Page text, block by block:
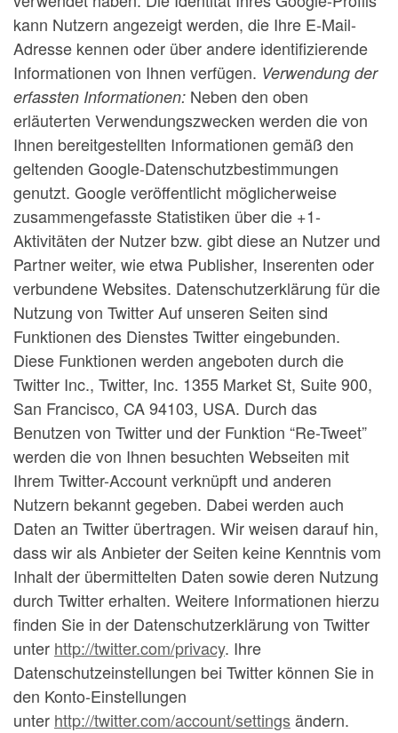
kann Nutzern angezeigt werden, die Ihre E-Mail-
Adresse kennen oder über andere identifizierende
Informationen von Ihnen verfügen. Verwendung der
erfassten Informationen: Neben den oben
erläuterten Verwendungszwecken werden die von
Ihnen bereitgestellten Informationen gemäß den
geltenden Google-Datenschutzbestimmungen
genutzt. Google veröffentlicht möglicherweise
zusammengefasste Statistiken über die +1-
Aktivitäten der Nutzer bzw. gibt diese an Nutzer und
Partner weiter, wie etwa Publisher, Inserenten oder
verbundene Websites. Datenschutzerklärung für die
Nutzung von Twitter Auf unseren Seiten sind
Funktionen des Dienstes Twitter eingebunden.
Diese Funktionen werden angeboten durch die
Twitter Inc., Twitter, Inc. 1355 Market St, Suite 900,
San Francisco, CA 94103, USA. Durch das
Benutzen von Twitter und der Funktion “Re-Tweet”
werden die von Ihnen besuchten Webseiten mit
Ihrem Twitter-Account verknüpft und anderen
Nutzern bekannt gegeben. Dabei werden auch
Daten an Twitter übertragen. Wir weisen darauf hin,
dass wir als Anbieter der Seiten keine Kenntnis vom
Inhalt der übermittelten Daten sowie deren Nutzung
durch Twitter erhalten. Weitere Informationen hierzu
finden Sie in der Datenschutzerklärung von Twitter
unter http://twitter.com/privacy. Ihre
Datenschutzeinstellungen bei Twitter können Sie in
den Konto-Einstellungen
unter http://twitter.com/account/settingsändern.